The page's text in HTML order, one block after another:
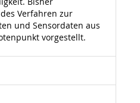
Verfahren zur
und Sensordaten aus
vorgestellt.